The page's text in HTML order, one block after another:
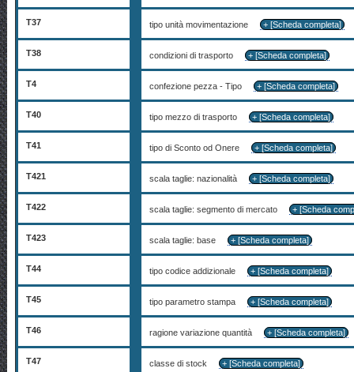
T37 tipo unità movimentazione + [Scheda completa]
T38 condizioni di trasporto + [Scheda completa]
T4 confezione pezza - Tipo + [Scheda completa]
T40 tipo mezzo di trasporto + [Scheda completa]
T41 tipo di Sconto od Onere + [Scheda completa]
T421 scala taglie: nazionalità + [Scheda completa]
T422 scala taglie: segmento di mercato + [Scheda
T423 scala taglie: base + [Scheda completa]
T44 tipo codice addizionale + [Scheda completa]
T45 tipo parametro stampa + [Scheda completa]
T46 ragione variazione quantità + [Scheda completa]
T47 classe di stock + [Scheda completa]